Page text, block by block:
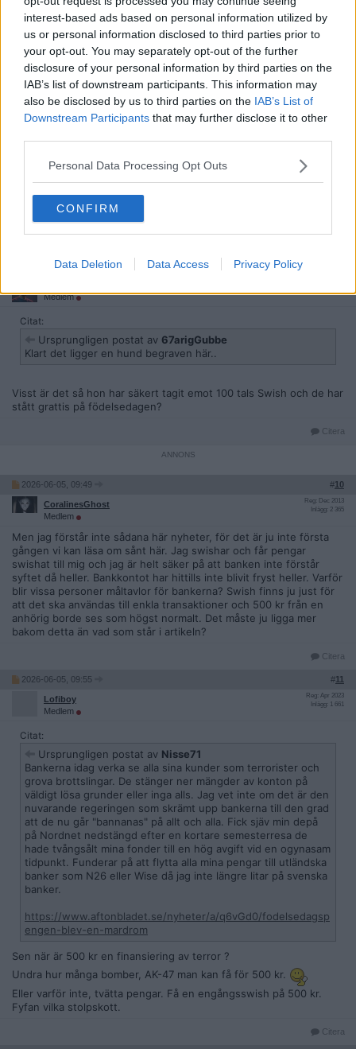
interest-based ads based on personal information utilized by
us or personal information disclosed to third parties prior to
your opt-out. You may separately opt-out of the further
disclosure of your personal information by third parties on the
IAB’s list of downstream participants. This information may
also be disclosed by us to third parties on the IAB’s List of
Downstream Participants that may further disclose it to other
Personal Data Processing Opt Outs
CONFIRM
Data Deletion Data Access Privacy Policy
2026-06-05, 09:46
Medlem
Reg: Mar 2021
Inlägg: 375
Citat:
Ursprungligen postat avSirTomhamHatt
Känns som att det ligger något mer bakom än en swish på
Nej jag har inga lån. Anledningen var att jag inte svarat på ett mail
mailadress jag inte använder så ofta. Nedstängnigen gick väldigt
2026-06-05, 09:48
Medlem
Citat:
Ursprungligen postat av 67arigGubbe
Klart det ligger en hund begraven här..
Visst är det så hon har säkert tagit emot 100 tals Swish och de har
stått grattis på födelsedagen?
Citera
2026-06-05, 09:49 #10
CoralinesGhost
Medlem
Reg: Dec 2013
Inlägg: 2 365
Men jag förstår inte sådana här nyheter, för det är ju inte första
gången vi kan läsa om sånt här. Jag swishar och får pengar
swishat till mig och jag är helt säker på att banken inte förstår
syftet då heller. Bankkontot har hittills inte blivit fryst heller. Varför
blir vissa personer måltavlor för bankerna? Swish finns ju just för
att det ska användas till enkla transaktioner och 500 kr från en
anhörig borde ses som högst normalt. Det måste ju ligga mer
bakom detta än vad som står i artikeln?
Citera
2026-06-05, 09:55 #11
Lofiboy
Medlem
Reg: Apr 2023
Inlägg: 1 661
Citat:
Ursprungligen postat av Nisse71
Bankerna idag verka se alla sina kunder som terrorister och
grova brottslingar. De stänger ner mängder av konton på
väldigt lösa grunder eller inga alls. Jag vet inte om det är den
nuvarande regeringen som skrämt upp bankerna till den grad
att de nu går "bannanas" på allt och alla. Fick sjäv min depå
på Nordnet nedstängd efter en kortare semesterresa de
hade tvångsålt mina fonder till en hög avgift vid en ogynasam
tidpunkt. Funderar på att flytta alla mina pengar till utländska
banker som N26 eller Wise då jag inte längre litar på svenska
banker.
https://www.aftonbladet.se/nyheter/a/q6vGd0/fodelsedagsp
engen-blev-en-mardrom
Sen när är 500 kr en finansiering av terror ?
Undra hur många bomber, AK-47 man kan få för 500 kr.
Eller varför inte, tvätta pengar. Få en engångsswish på 500 kr.
Fyfan vilka stolpskott.
Citera